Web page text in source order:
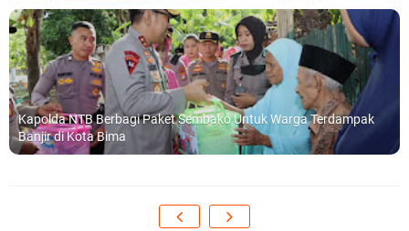
Kapolda NTB Berbagi Paket Sembako Untuk Warga Terdampak
Banjir di Kota Bima